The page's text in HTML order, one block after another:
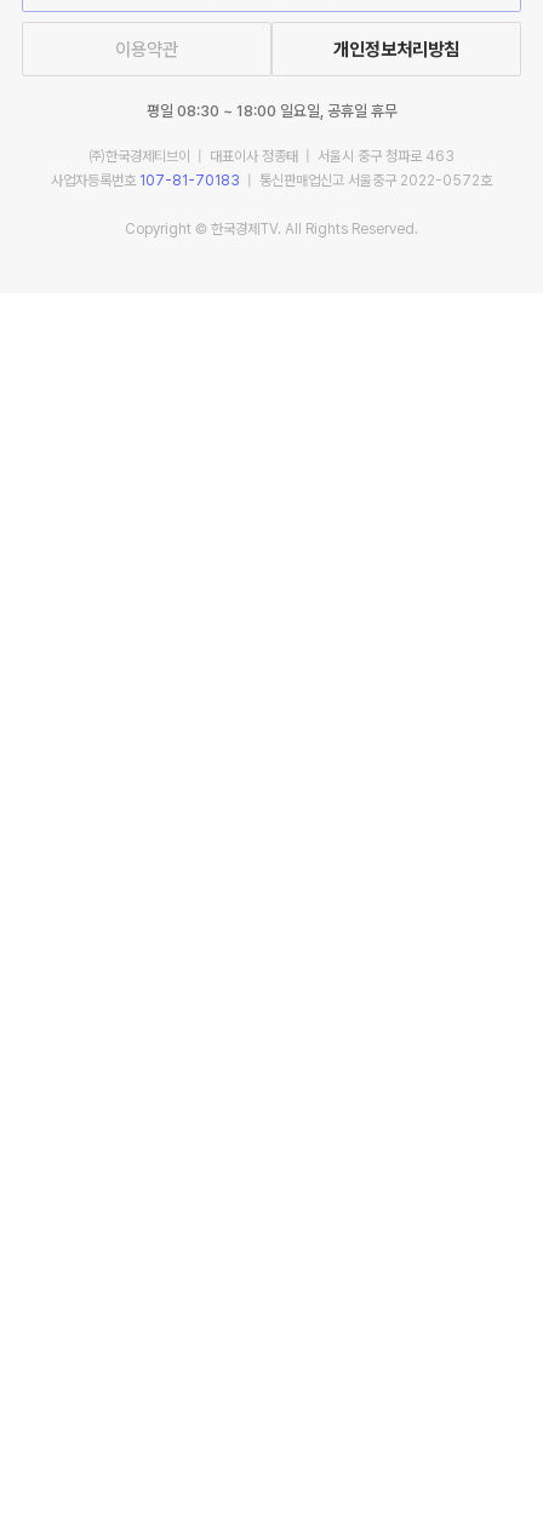
이용약관 개인정보처리방침
평일 08:30 ~ 18:00 일요일, 공휴일 휴무
㈜한국경제티브이 | 대표이사 정종태 | 서울시 중구 청파로 463
사업자등록번호 107-81-70183 | 통신판매업신고 서울중구 2022-0572호
Copyright © 한국경제TV. All Rights Reserved.